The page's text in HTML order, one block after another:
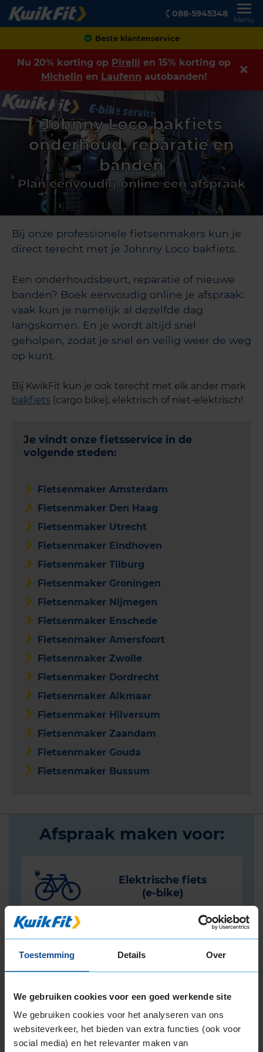
Toestemming Details Over
We gebruiken cookies voor een goed werkende site
We gebruiken cookies voor het analyseren van ons
websiteverkeer, het bieden van extra functies (ook voor
social media) en het relevanter maken van
088-5945348
Menu
Beste klantenservice
Nu 20% korting op Pirelli en 15% korting op
Michelin en Laufenn autobanden!
Johnny Loco bakfiets
onderhoud, reparatie en
banden
Plan eenvoudig online een afspraak
Bij onze professionele fietsenmakers kun je
direct terecht met je Johnny Loco bakfiets.
Een onderhoudsbeurt, reparatie of nieuwe
banden? Boek eenvoudig online je afspraak:
vaak kun je namelijk al dezelfde dag
langskomen. En je wordt altijd snel
geholpen, zodat je snel en veilig weer de weg
op kunt.
Bij KwikFit kun je ook terecht met elk ander merk
bakfiets (cargo bike), elektrisch of niet-elektrisch!
Je vindt onze fietsservice in de
volgende steden:
Fietsenmaker Amsterdam
Fietsenmaker Den Haag
Fietsenmaker Utrecht
Fietsenmaker Eindhoven
Fietsenmaker Tilburg
Fietsenmaker Groningen
Fietsenmaker Nijmegen
Fietsenmaker Enschede
Fietsenmaker Amersfoort
Fietsenmaker Zwolle
Fietsenmaker Dordrecht
Fietsenmaker Alkmaar
Fietsenmaker Hilversum
Fietsenmaker Zaandam
Fietsenmaker Gouda
Fietsenmaker Bussum
Afspraak maken voor:
Elektrische fiets
(e-bike)
Stadsfiets
(city bike)
Bakfiets
(elektrisch)